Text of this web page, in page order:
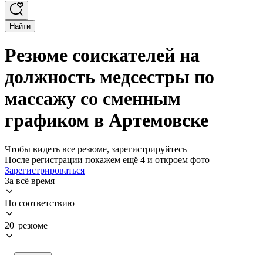
Найти
Резюме соискателей на
должность медсестры по
массажу со сменным
графиком в Артемовске
Чтобы видеть все резюме, зарегистрируйтесь
После регистрации покажем ещё 4 и откроем фото
Зарегистрироваться
За всё время
По соответствию
20 резюме